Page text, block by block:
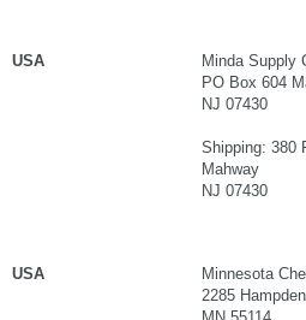
USA
Minda Supply
PO Box 604
NJ 07430
Shipping: 380
Mahway
NJ 07430
USA
Minnesota
2285